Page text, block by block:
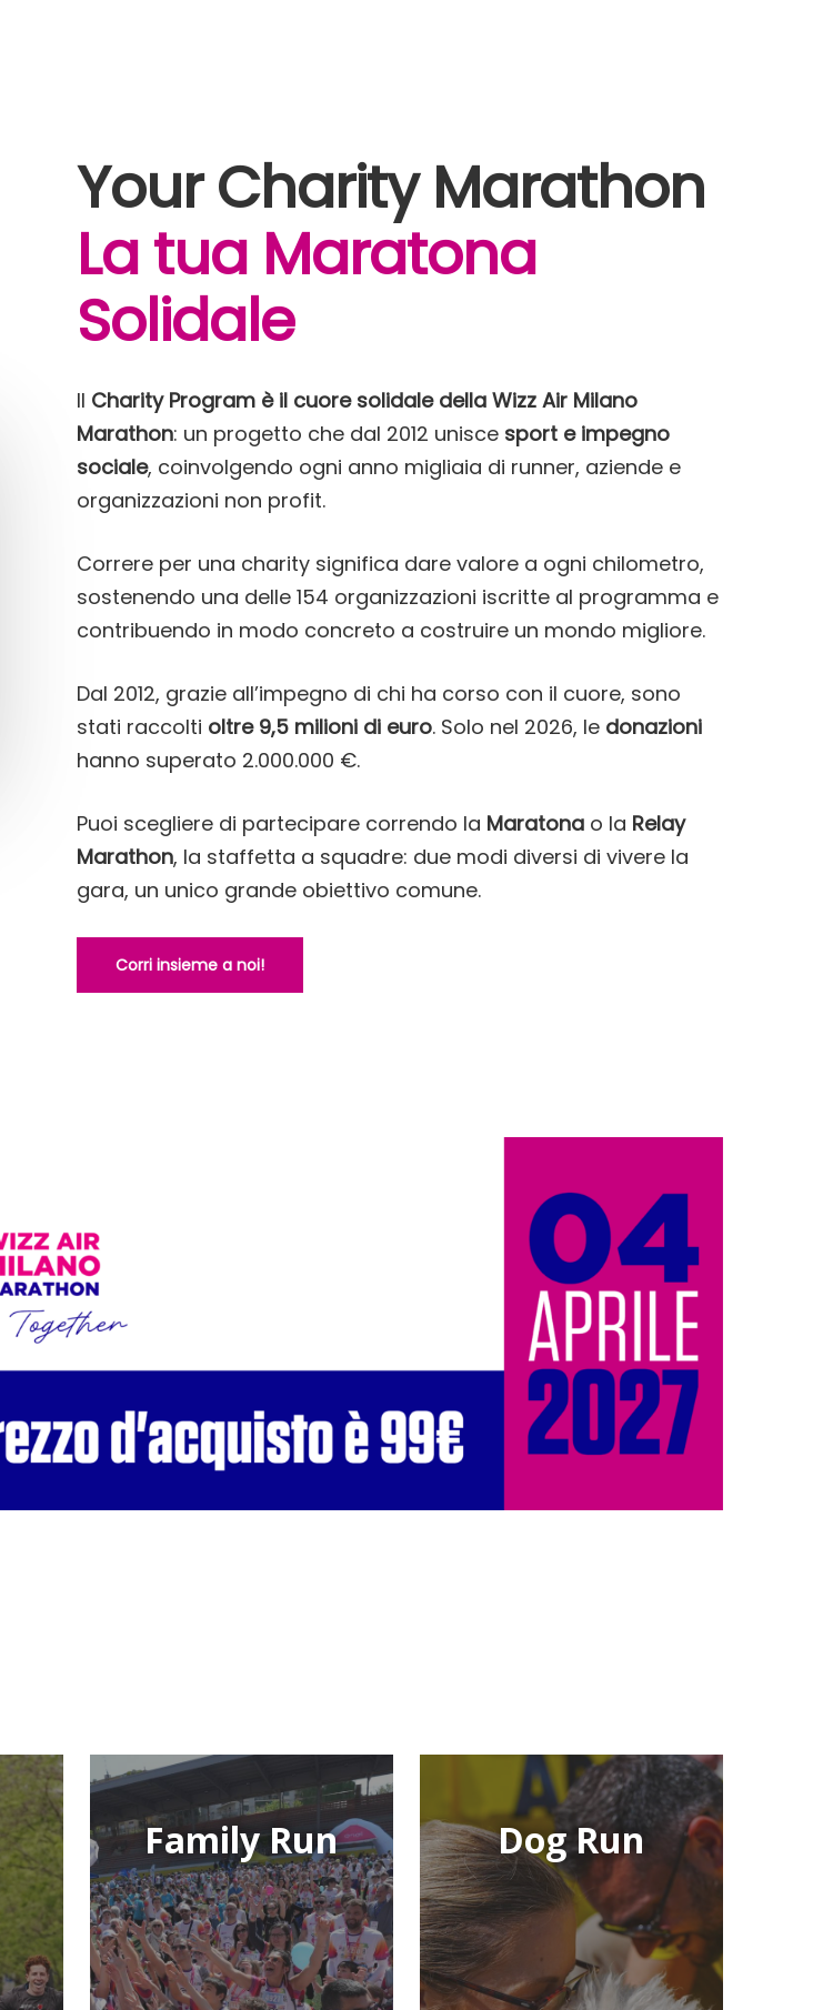
Your Charity Marathon
La tua Maratona
Solidale
Il Charity Program è il cuore solidale della Wizz Air Milano
Marathon: un progetto che dal 2012 unisce sport e impegno
sociale, coinvolgendo ogni anno migliaia di runner, aziende e
organizzazioni non profit.
Correre per una charity significa dare valore a ogni chilometro,
sostenendo una delle 154 organizzazioni iscritte al programma e
contribuendo in modo concreto a costruire un mondo migliore.
Dal 2012, grazie all’impegno di chi ha corso con il cuore, sono
stati raccolti oltre 9,5 milioni di euro. Solo nel 2026, le donazioni
hanno superato 2.000.000 €.
Puoi scegliere di partecipare correndo la Maratona o la Relay
Marathon, la staffetta a squadre: due modi diversi di vivere la
gara, un unico grande obiettivo comune.
Corri insieme a noi!
Family Run
Family
Dog Run